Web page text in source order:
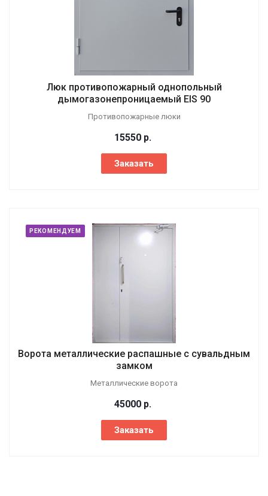
Люк противопожарный однопольный
дымогазонепроницаемый EIS 90
Противопожарные люки
15550 р.
Заказать
РЕКОМЕНДУЕМ
Ворота металлические распашные с сувальдным
замком
Металлические ворота
45000 р.
Заказать